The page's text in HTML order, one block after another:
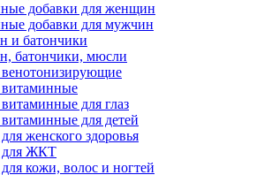
добавки для женщин
добавки для мужчин
и батончики
батончики, мюсли
для глаз
для детей
женского здоровья
для ЖКТ
кожи, волос и ногтей